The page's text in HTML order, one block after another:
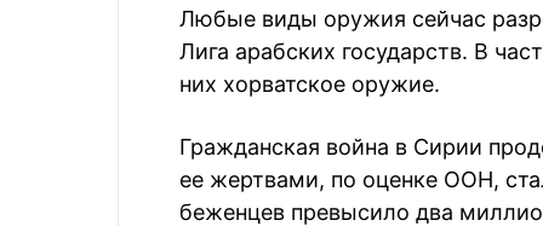
Любые виды оружия сейчас
Лига арабских государств. В
них хорватское оружие.
Гражданская война в Сирии
ее жертвами, по оценке ООН,
беженцев превысило два